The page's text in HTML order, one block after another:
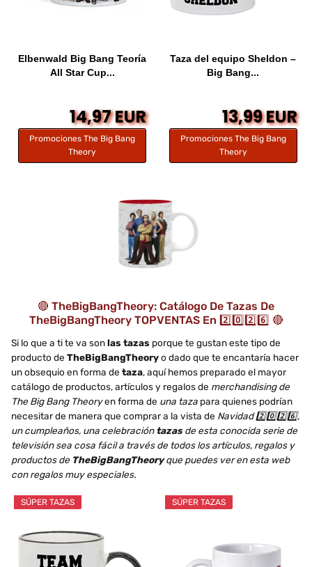
Elbenwald Big Bang Teoría
All Star Cup...
14,97 EUR
Promociones The Big Bang
Theory
Taza del equipo Sheldon –
Big Bang...
13,99 EUR
Promociones The Big Bang
Theory
🔴 TheBigBangTheory: Catálogo De Tazas De
TheBigBangTheory TOPVENTAS En 2️⃣0️⃣2️⃣6️⃣ 🔴
Si lo que a ti te va sonlas tazas porque te gustan este tipo de
producto de TheBigBangTheoryo dado que te encantaría hacer
un obsequio en forma de taza, aquí hemos preparado el mayor
catálogo de productos, artículos y regalos de merchandising de
The Big Bang Theoryen forma de una taza para quienes podrían
necesitar de manera que comprar a la vista de Navidad 2️⃣0️⃣2️⃣6️⃣,
un cumpleaños, una celebracióntazas de esta conocida serie de
televisión sea cosa fácil a través de todos los artículos, regalos y
productos de TheBigBangTheoryque puedes ver en esta web
con regalos muy especiales.
SÚPER TAZAS SÚPER TAZAS